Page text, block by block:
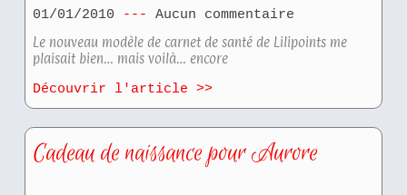
01/01/2010
Aucun commentaire
Le nouveau modèle de carnet de santé de Lilipoints me
plaisait bien… mais voilà… encore
Découvrir l'article >>
Cadeau de naissance pour Aurore